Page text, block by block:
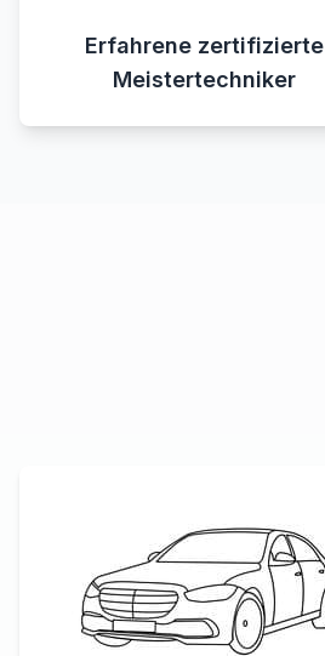
Erfahrene zertifizierte
Meistertechniker